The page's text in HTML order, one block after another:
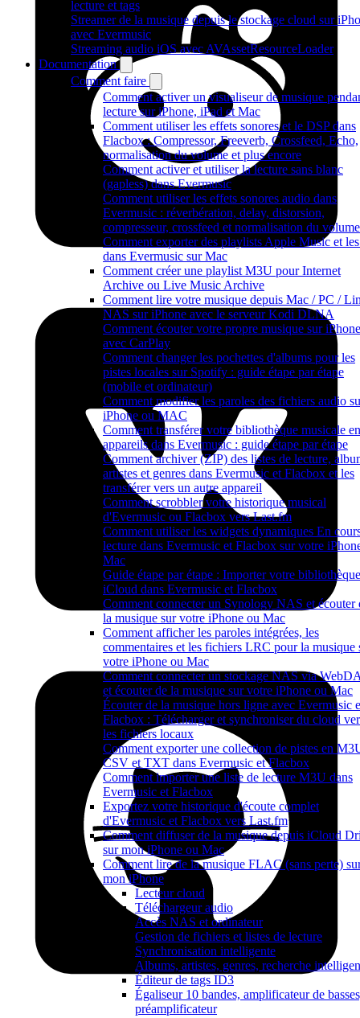
lecture et tags
Streamer de la musique depuis le stockage cloud sur
avec Evermusic
Streaming audio iOS avec AVAssetResourceLoader
Documentation
Comment faire
Comment activer un visualiseur de musique
lecture sur iPhone, iPad et Mac
Comment utiliser les effets sonores et le DSP dans
Flacbox : Compressor, Freeverb, Crossfeed, Echo,
normalisation du volume et plus encore
Comment activer et utiliser la lecture sans blanc
(gapless) dans Evermusic
Comment utiliser les effets sonores audio dans
Evermusic : réverbération, delay, distorsion,
compresseur, crossfeed et normalisation du volume
Comment exporter des playlists Apple Music et
dans Evermusic sur Mac
Comment créer une playlist M3U pour Internet
Archive ou Live Music Archive
Comment lire votre musique depuis Mac / PC /
NAS sur iPhone avec le serveur Kodi DLNA
Comment écouter votre propre musique sur iPhone
avec CarPlay
Comment changer les pochettes d'albums pour les
pistes locales sur Spotify : guide étape par étape
(mobile et ordinateur)
Comment modifier les paroles des fichiers audio
iPhone ou MAC
Comment transférer votre bibliothèque musicale
appareils dans Evermusic : guide étape par étape
Comment archiver (ZIP) des listes de lecture,
artistes et genres dans Evermusic et Flacbox et les
transférer vers un autre appareil
Comment scrobbler votre historique musical
d'Evermusic ou Flacbox vers Last.fm
Comment utiliser les widgets dynamiques En
lecture dans Evermusic et Flacbox sur votre
Mac
Guide étape par étape : Importer votre bibliothèque
iCloud dans Evermusic et Flacbox
Comment connecter un Synology NAS et écouter
la musique sur votre iPhone ou Mac
Comment afficher les paroles intégrées, les
commentaires et les fichiers LRC pour la musique
votre iPhone ou Mac
Comment connecter un stockage NAS via
et écouter de la musique sur votre iPhone ou Mac
Écouter de la musique hors ligne avec Evermusic
Flacbox : Télécharger et synchroniser du cloud
les fichiers locaux
Comment exporter une collection de pistes en
CSV et TXT dans Evermusic et Flacbox
Comment importer une liste de lecture M3U dans
Evermusic et Flacbox
Exportez votre historique d'écoute complet
d'Evermusic et Flacbox vers Last.fm
Comment diffuser de la musique depuis iCloud
sur mon iPhone ou Mac
Comment lire de la musique FLAC (sans perte)
mon iPhone
Lecteur cloud
Téléchargeur audio
Accès NAS et ordinateur
Gestion de fichiers et listes de lecture
Synchronisation intelligente
Albums, artistes, genres, recherche
Éditeur de tags ID3
Égaliseur 10 bandes, amplificateur de
préamplificateur